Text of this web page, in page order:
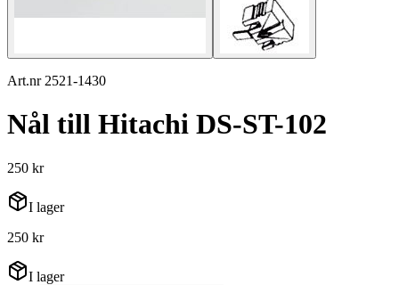
Art.nr 2521-1430
Nål till Hitachi DS-ST-102
250 kr
I lager
250 kr
I lager